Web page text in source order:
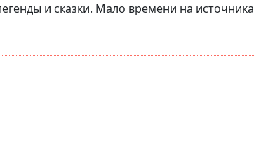
и сказки. Мало времени на